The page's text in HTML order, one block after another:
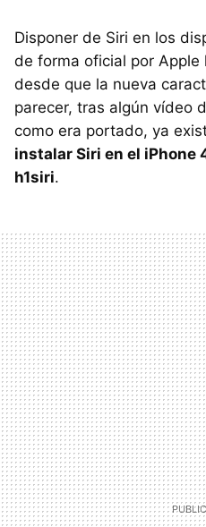
Disponer de Siri en los
de forma oficial por
desde que la nueva
parecer, tras algún vídeo
como era portado, ya
instalar Siri en el iPhone
h1siri.